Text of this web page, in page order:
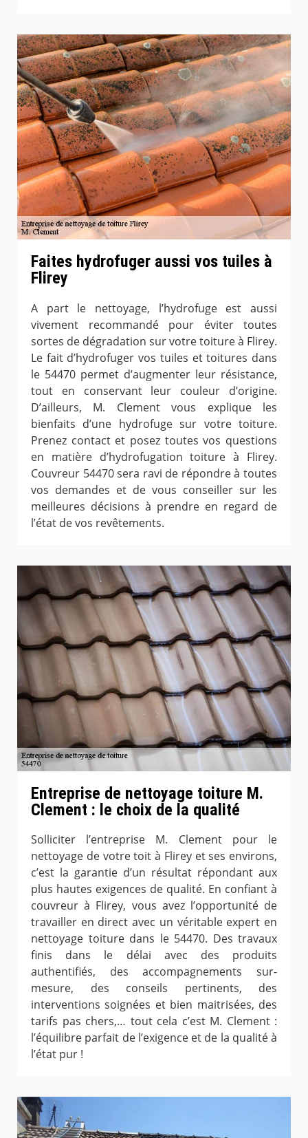
Faites hydrofuger aussi vos tuiles à
Flirey
A part le nettoyage, l’hydrofuge est aussi
vivement recommandé pour éviter toutes
sortes de dégradation sur votre toiture à Flirey.
Le fait d’hydrofuger vos tuiles et toitures dans
le 54470 permet d’augmenter leur résistance,
tout en conservant leur couleur d’origine.
D’ailleurs, M. Clement vous explique les
bienfaits d’une hydrofuge sur votre toiture.
Prenez contact et posez toutes vos questions
en matière d’hydrofugation toiture à Flirey.
Couvreur 54470 sera ravi de répondre à toutes
vos demandes et de vous conseiller sur les
meilleures décisions à prendre en regard de
l’état de vos revêtements.
Entreprise de nettoyage toiture M.
Clement : le choix de la qualité
Solliciter l’entreprise M. Clement pour le
nettoyage de votre toit à Flirey et ses environs,
c’est la garantie d’un résultat répondant aux
plus hautes exigences de qualité. En confiant à
couvreur à Flirey, vous avez l’opportunité de
travailler en direct avec un véritable expert en
nettoyage toiture dans le 54470. Des travaux
finis dans le délai avec des produits
authentifiés, des accompagnements sur-
mesure, des conseils pertinents, des
interventions soignées et bien maitrisées, des
tarifs pas chers,… tout cela c’est M. Clement :
l’équilibre parfait de l’exigence et de la qualité à
l’état pur !